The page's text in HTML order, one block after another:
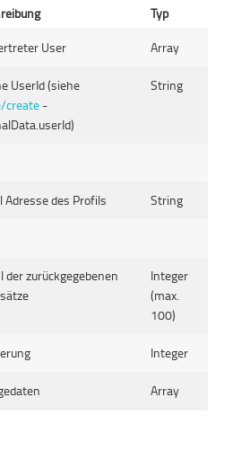
Typ
User Array
UserId (siehe
create -
String
Adresse des Profils String
der zurückgegebenen
Integer
(max.
100)
Integer
Array